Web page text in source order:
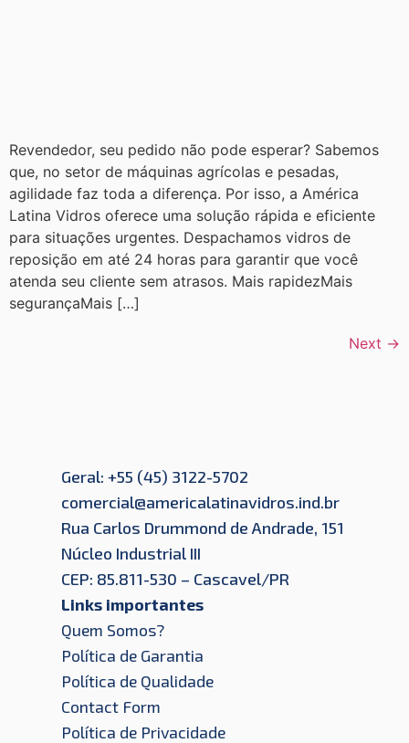
Revendedor, seu pedido não pode esperar? Sabemos
que, no setor de máquinas agrícolas e pesadas,
agilidade faz toda a diferença. Por isso, a América
Latina Vidros oferece uma solução rápida e eficiente
para situações urgentes. Despachamos vidros de
reposição em até 24 horas para garantir que você
atenda seu cliente sem atrasos. Mais rapidezMais
segurançaMais […]
Next →
Geral: +55 (45) 3122-5702
comercial@americalatinavidros.ind.br
Rua Carlos Drummond de Andrade, 151
Núcleo Industrial III
CEP: 85.811-530 – Cascavel/PR
Links importantes
Quem Somos?
Política de Garantia
Política de Qualidade
Contact Form
Política de Privacidade